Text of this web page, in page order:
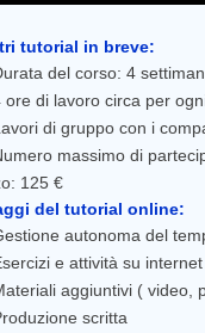
tutorial in breve:
del corso: 4
ore di lavoro circa per
di gruppo con i
massimo di
125 €
del tutorial online:
autonoma del
e attività su
aggiuntivi ( video,
scritta